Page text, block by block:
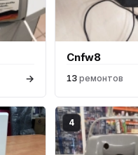
→
Cnfw8
13 ремонтов
4